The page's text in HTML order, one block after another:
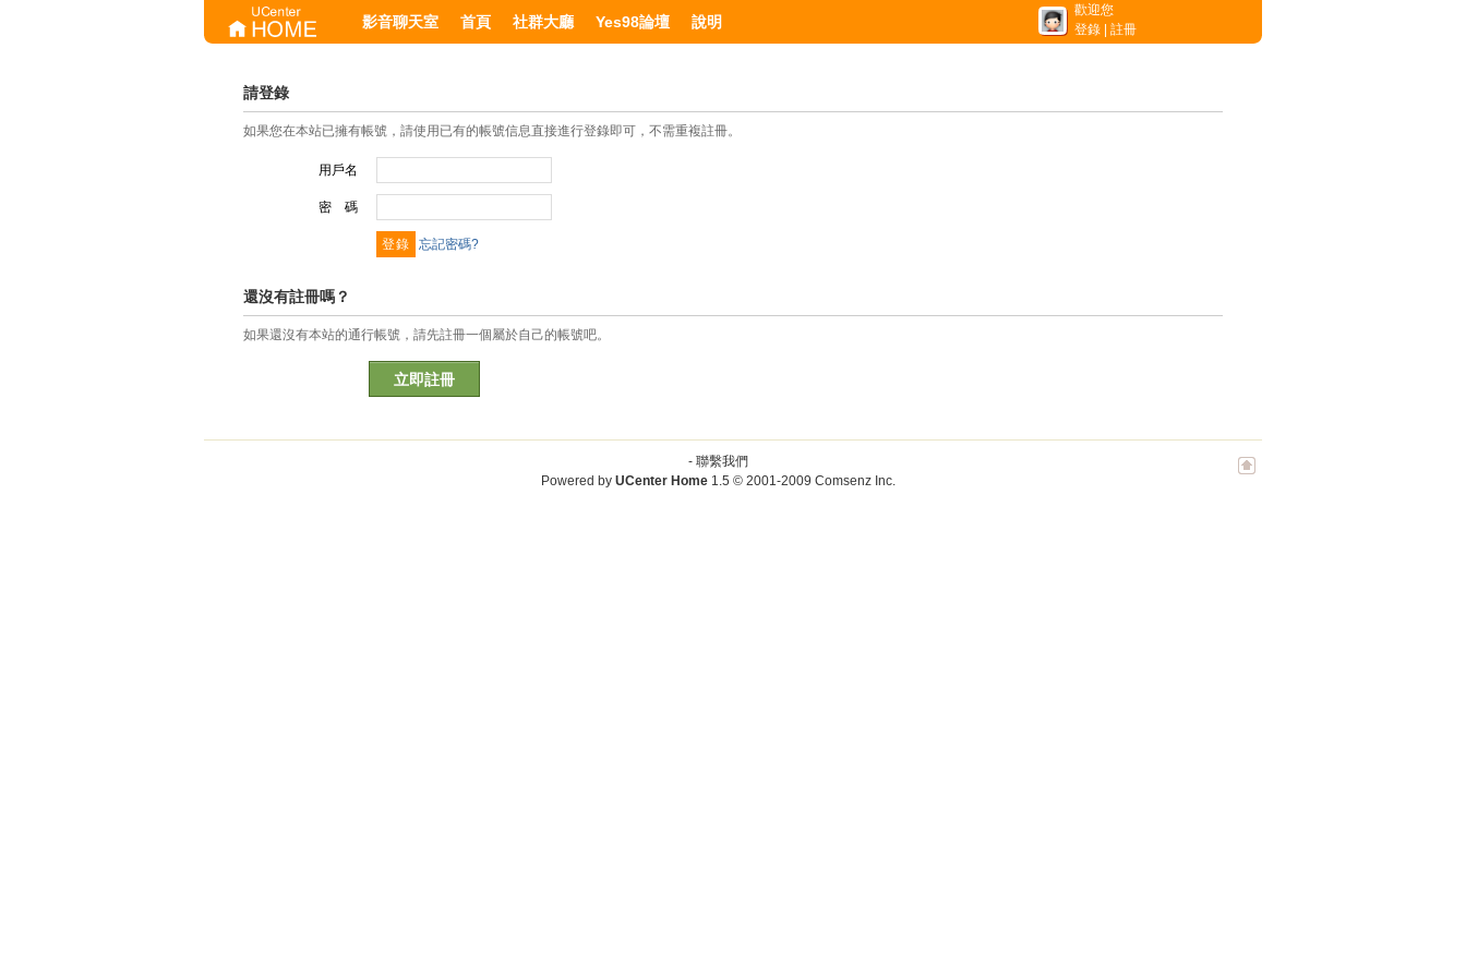
影音聊天室 首頁 社群大廳 Yes98論壇 說明
歡迎您
登錄
註冊
請登錄
如果您在本站已擁有帳號，請使用已有的帳號信息直接進行登錄即可，不需重複註冊。
用戶名
密 碼
忘記密碼?
還沒有註冊嗎？
如果還沒有本站的通行帳號，請先註冊一個屬於自己的帳號吧。
立即註冊
- 聯繫我們
Powered by UCenter Home 1.5 © 2001-2009 Comsenz Inc.